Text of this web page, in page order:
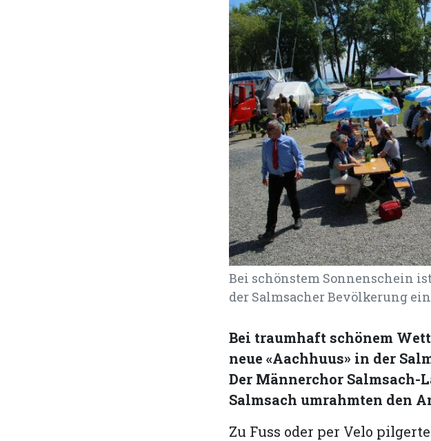
Bei schönstem Sonnenschein
der Salmsacher Bevölkerung
Bei traumhaft schönem
neue «Aachhuus» in der
Der Männerchor
Salmsach umrahmten den
Zu Fuss oder per Velo